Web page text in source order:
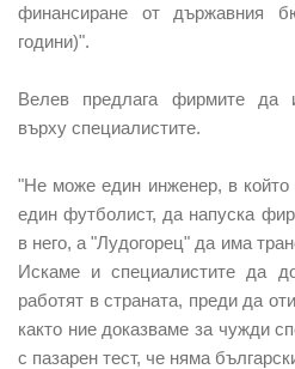
финансиране от държавния
години)".
Велев предлага фирмите да
върху специалистите.
"Не може един инженер, в който
един футболист, да напуска
в него, а "Лудогорец" да има
Искаме и специалистите да
работят в страната, преди да
както ние доказваме за чужди
с пазарен тест, че няма